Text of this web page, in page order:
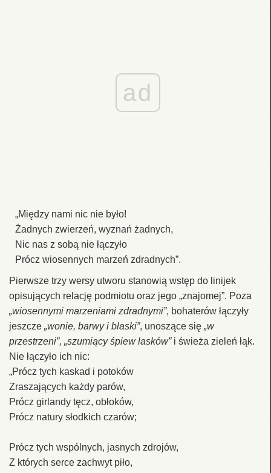
ad
„Między nami nic nie było!
Żadnych zwierzeń, wyznań żadnych,
Nic nas z sobą nie łączyło
Prócz wiosennych marzeń zdradnych”.
Pierwsze trzy wersy utworu stanowią wstęp do linijek
opisujących relację podmiotu oraz jego „znajomej”. Poza
„wiosennymi marzeniami zdradnymi”, bohaterów łączyły
jeszcze „wonie, barwy i blaski”, unoszące się „w
przestrzeni”, „szumiący śpiew lasków”i świeża zieleń łąk.
Nie łączyło ich nic:
„Prócz tych kaskad i potoków
Zraszających każdy parów,
Prócz girlandy tęcz, obłoków,
Prócz natury słodkich czarów;
Prócz tych wspólnych, jasnych zdrojów,
Z których serce zachwyt piło,